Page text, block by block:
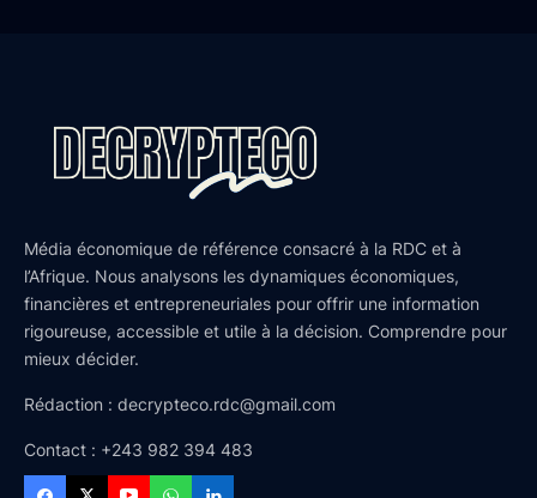
Média économique de référence consacré à la RDC et à
l’Afrique. Nous analysons les dynamiques économiques,
financières et entrepreneuriales pour offrir une information
rigoureuse, accessible et utile à la décision. Comprendre pour
mieux décider.
Rédaction : decrypteco.rdc@gmail.com
Contact : +243 982 394 483